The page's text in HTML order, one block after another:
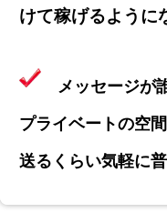
けて稼げるように
メッセージが
プライベートの空
送るくらい気軽に